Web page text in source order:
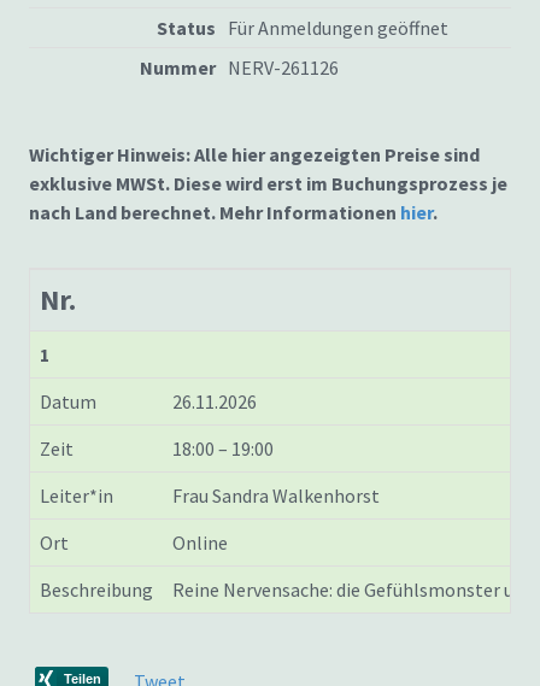
Status Für Anmeldungen geöffnet
Nummer NERV-261126
Wichtiger Hinweis: Alle hier angezeigten Preise sind
exklusive MWSt. Diese wird erst im Buchungsprozess je
nach Land berechnet. Mehr Informationen hier.
Nr.
1
Datum
26.11.2026
Zeit
18:00 – 19:00
Leiter*in
Frau Sandra Walkenhorst
Ort
Online
Beschreibung
Reine Nervensache: die Gefühlsmonster
Tweet